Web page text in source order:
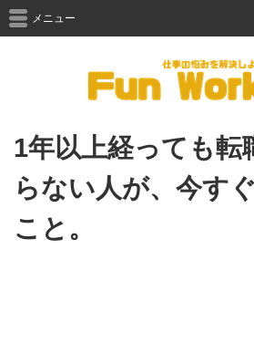
メニュー
1年以上経っても転
らない人が、今す
こと。